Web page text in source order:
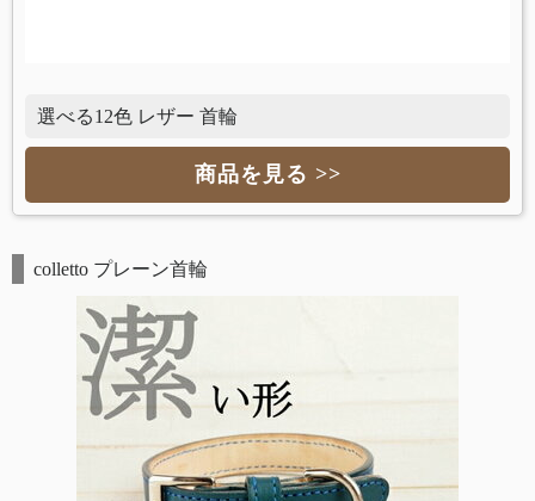
選べる12色 レザー 首輪
商品を見る >>
colletto プレーン首輪